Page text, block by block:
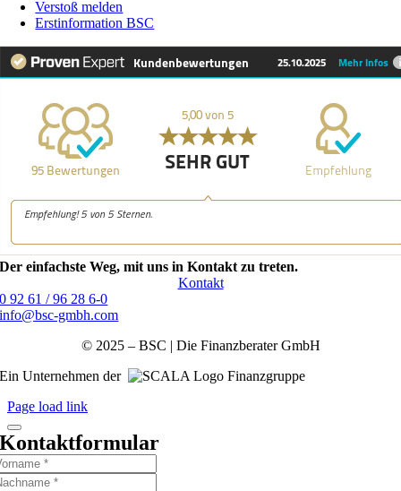
Verstoß melden
Erstinformation BSC
Der einfachste Weg, mit uns in Kontakt zu treten.
Kontakt
0 92 61 / 96 28 6-0
info@bsc-gmbh.com
© 2025 – BSC | Die Finanzberater GmbH
Ein Unternehmen der
Finanzgruppe
Page load link
Kontaktformular